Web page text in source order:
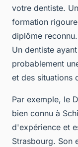
votre dentiste.
formation
diplôme
Un dentiste
probablement
et des situations
Par exemple, le
bien connu à
d'expérience et
Strasbourg. Son